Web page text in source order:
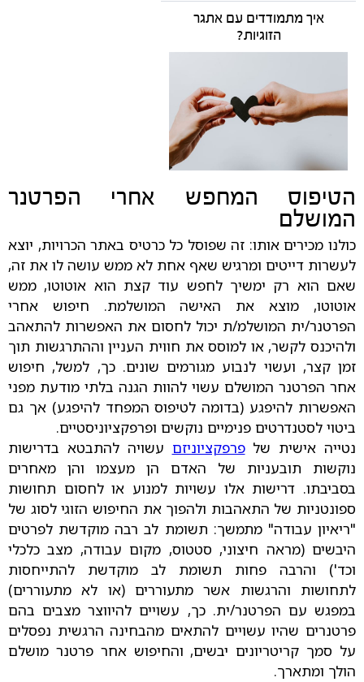
איך מתמודדים עם אתגר
הזוגיות?
הטיפוס המחפש אחרי הפרטנר
המושלם
כולנו מכירים אותו: זה שפוסל כל כרטיס באתר הכרויות, יוצא
לעשרות דייטים ומרגיש שאף אחת לא ממש עושה לו את זה,
שאם הוא רק ימשיך לחפש עוד קצת הוא אוטוטו, ממש
אוטוטו, מוצא את האישה המושלמת. חיפוש אחרי
הפרטנר/ית המושלמ/ת יכול לחסום את האפשרות להתאהב
ולהיכנס לקשר, או למוסס את חווית העניין וההתרגשות תוך
זמן קצר, ועשוי לנבוע מגורמים שונים. כך, למשל, חיפוש
אחר הפרטנר המושלם עשוי להוות הגנה בלתי מודעת מפני
האפשרות להיפגע (בדומה לטיפוס המפחד להיפגע) אך גם
ביטוי לסטנדרטים פנימיים נוקשים ופרפקציוניסטיים.
נטייה אישית שלפרפקציוניזם עשויה להתבטא בדרישות
נוקשות תובעניות של האדם הן מעצמו והן מאחרים
בסביבתו. דרישות אלו עשויות למנוע או לחסום תחושות
ספונטניות של התאהבות ולהפוך את החיפוש הזוגי לסוג של
"ריאיון עבודה" מתמשך: תשומת לב רבה מוקדשת לפרטים
היבשים (מראה חיצוני, סטטוס, מקום עבודה, מצב כלכלי
וכד') והרבה פחות תשומת לב מוקדשת להתייחסות
לתחושות והרגשות אשר מתעוררים (או לא מתעוררים)
במפגש עם הפרטנר/ית. כך, עשויים להיווצר מצבים בהם
פרטנרים שהיו עשויים להתאים מהבחינה הרגשית נפסלים
על סמך קריטריונים יבשים, והחיפוש אחר פרטנר מושלם
הולך ומתארך.